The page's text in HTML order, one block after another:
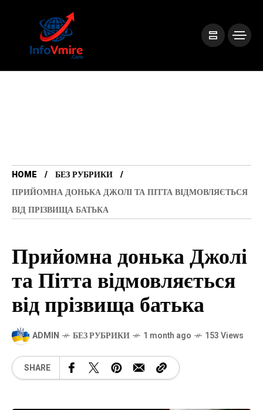
HOME
БЕЗ РУБРИКИ
ПРИЙОМНА ДОНЬКА ДЖОЛІ ТА ПІТТА ВІДМОВЛЯЄТЬСЯ
ВІД ПРІЗВИЩА БАТЬКА
Прийомна донька Джолі
та Пітта відмовляється
від прізвища батька
ADMIN БЕЗ РУБРИКИ 1 month ago 153 Views
SHARE